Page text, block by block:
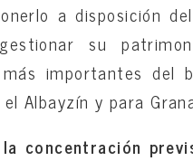
a disposición
su
importantes
Albayzín y para
concentración